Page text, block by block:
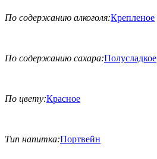
По содержанию алкоголя:Крепленое
По содержанию сахара:Полусладкое
По цвету:Красное
Тип напитка:Портвейн